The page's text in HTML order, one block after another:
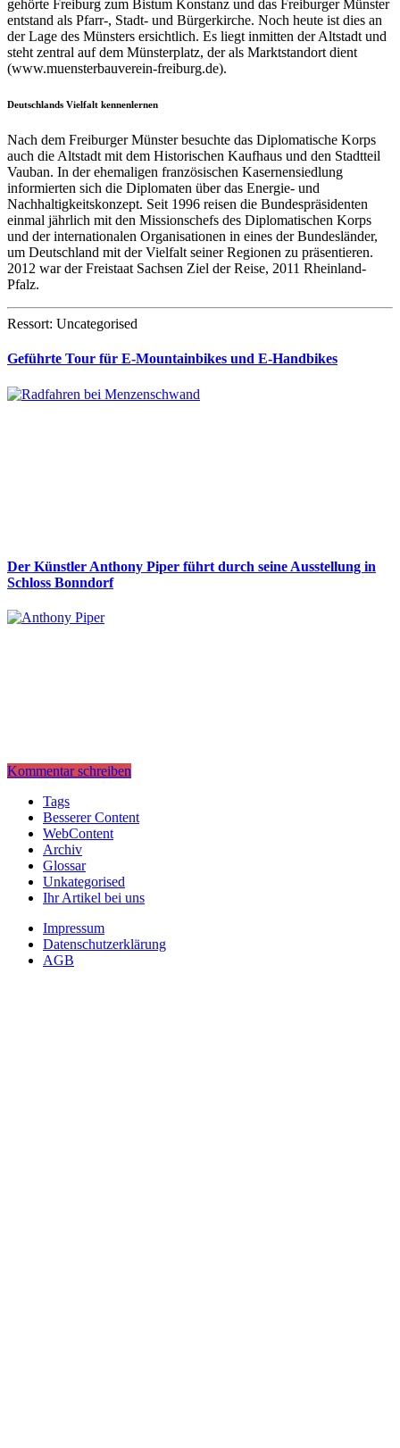
gehörte Freiburg zum Bistum Konstanz und das Freiburger Münster
entstand als Pfarr-, Stadt- und Bürgerkirche. Noch heute ist dies an
der Lage des Münsters ersichtlich. Es liegt inmitten der Altstadt und
steht zentral auf dem Münsterplatz, der als Marktstandort dient
(www.muensterbauverein-freiburg.de).
Deutschlands Vielfalt kennenlernen
Nach dem Freiburger Münster besuchte das Diplomatische Korps
auch die Altstadt mit dem Historischen Kaufhaus und den Stadtteil
Vauban. In der ehemaligen französischen Kasernensiedlung
informierten sich die Diplomaten über das Energie- und
Nachhaltigkeitskonzept. Seit 1996 reisen die Bundespräsidenten
einmal jährlich mit den Missionschefs des Diplomatischen Korps
und der internationalen Organisationen in eines der Bundesländer,
um Deutschland mit der Vielfalt seiner Regionen zu präsentieren.
2012 war der Freistaat Sachsen Ziel der Reise, 2011 Rheinland-
Pfalz.
Ressort: Uncategorised
Geführte Tour für E-Mountainbikes und E-Handbikes
Der Künstler Anthony Piper führt durch seine Ausstellung in
Schloss Bonndorf
Kommentar schreiben
Tags
Besserer Content
WebContent
Archiv
Glossar
Unkategorised
Ihr Artikel bei uns
Impressum
Datenschutzerklärung
AGB